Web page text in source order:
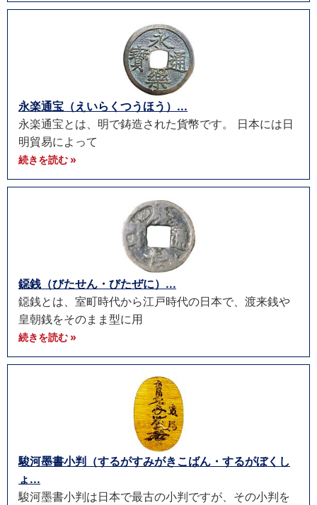
永楽通宝（えいらくつうほう）...
永楽通宝とは、明で鋳造された貨幣です。 日本には日
明貿易によって
続きを読む »
鐚銭（びたせん・びたぜに）...
鐚銭とは、室町時代から江戸時代の日本で、渡来銭や
皇朝銭をそのまま型に用
続きを読む »
駿河墨書小判（するがすみがきこばん・するがぼくし
ょ...
駿河墨書小判は日本で最古の小判ですが、その小判を